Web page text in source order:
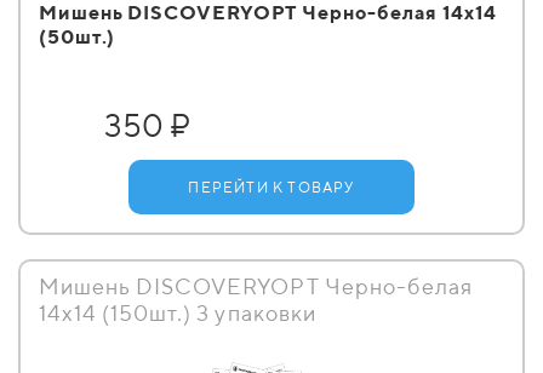
Мишень DISCOVERYOPT Черно-белая 14х14
(50шт.)
350 ₽
ПЕРЕЙТИ К ТОВАРУ
Мишень DISCOVERYOPT Черно-белая
14х14 (150шт.) 3 упаковки